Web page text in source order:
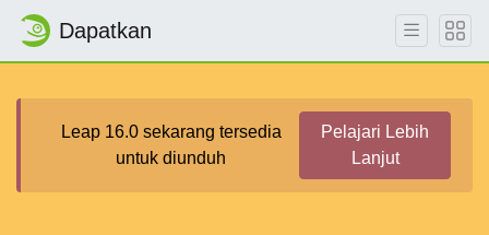
Dapatkan
Leap 16.0 sekarang tersedia
untuk diunduh
Pelajari Lebih
Lanjut